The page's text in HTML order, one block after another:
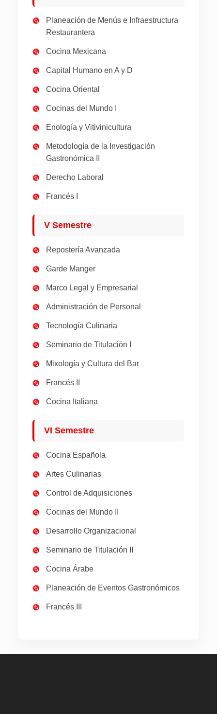
Planeación de Menús e Infraestructura
Restaurantera
Cocina Mexicana
Capital Humano en A y D
Cocina Oriental
Cocinas del Mundo I
Enología y Vitivinicultura
Metodología de la Investigación
Gastronómica II
Derecho Laboral
Francés I
V Semestre
Repostería Avanzada
Garde Manger
Marco Legal y Empresarial
Administración de Personal
Tecnología Culinaria
Seminario de Titulación I
Mixología y Cultura del Bar
Francés II
Cocina Italiana
VI Semestre
Cocina Española
Artes Culinarias
Control de Adquisiciones
Cocinas del Mundo II
Desarrollo Organizacional
Seminario de Titulación II
Cocina Árabe
Planeación de Eventos Gastronómicos
Francés III